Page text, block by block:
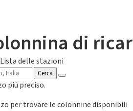
di
Lista delle stazioni
Cerca
più preciso.
per trovare le colonnine disponibili